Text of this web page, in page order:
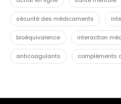
sécurité des médicaments
bioéquivalence interaction
anticoagulants compléments